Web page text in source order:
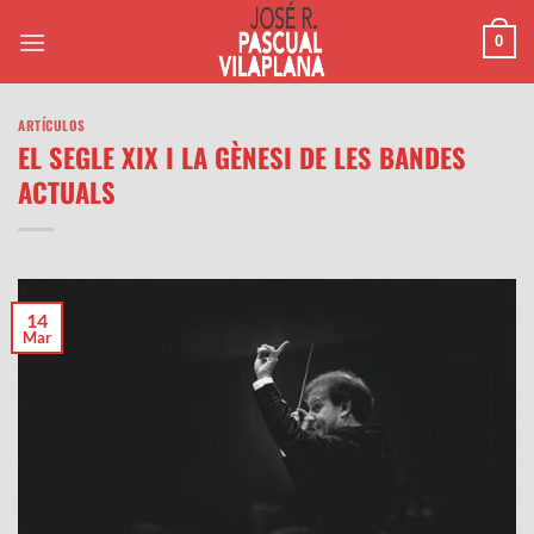
0
ARTÍCULOS
EL SEGLE XIX I LA GÈNESI DE LES BANDES
ACTUALS
14
Mar